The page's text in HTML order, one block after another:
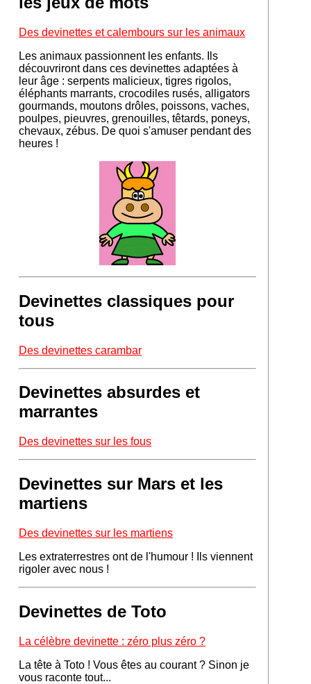
Des devinettes et calembours sur les animaux
Les animaux passionnent les enfants. Ils
découvriront dans ces devinettes adaptées à
leur âge : serpents malicieux, tigres rigolos,
éléphants marrants, crocodiles rusés, alligators
gourmands, moutons drôles, poissons, vaches,
poulpes, pieuvres, grenouilles, têtards, poneys,
chevaux, zébus. De quoi s'amuser pendant des
heures !
Devinettes classiques pour
tous
Des devinettes carambar
Devinettes absurdes et
marrantes
Des devinettes sur les fous
Devinettes sur Mars et les
martiens
Des devinettes sur les martiens
Les extraterrestres ont de l'humour ! Ils viennent
rigoler avec nous !
Devinettes de Toto
La célèbre devinette : zéro plus zéro ?
La tête à Toto ! Vous êtes au courant ? Sinon je
vous raconte tout...